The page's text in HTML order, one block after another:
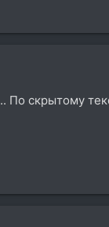
скрытому